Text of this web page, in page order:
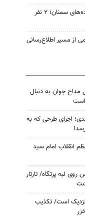
واژگونی دو خودرو در جاده‌های سمنان؛ ۲ نفر
از مسیر اطلاع‌رسانی
جوان به دنبال
اجرای طرحی که به
انقلاب امام سید
لبه پرتگاه/ تارتار
نزدیک است/ تکذیب